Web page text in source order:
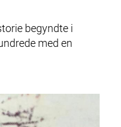
begyndte i
med en